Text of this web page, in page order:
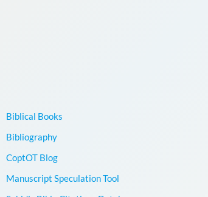
Biblical Books
Bibliography
CoptOT Blog
Manuscript Speculation Tool